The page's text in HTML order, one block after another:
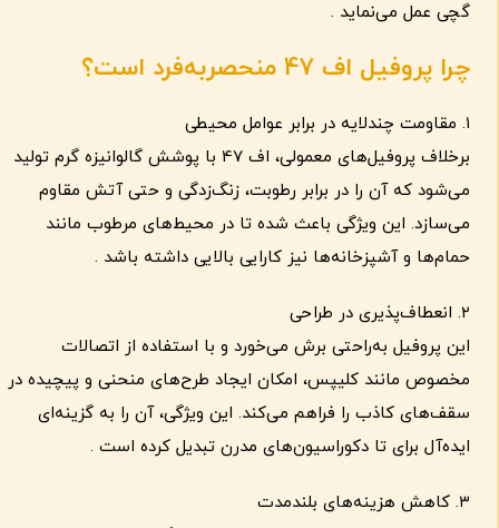
گچی عمل می‌نماید .
چرا پروفیل اف 47 منحصربه‌فرد است؟
۱. مقاومت چندلایه در برابر عوامل محیطی
برخلاف پروفیل‌های معمولی، اف 47 با پوشش گالوانیزه گرم تولید
می‌شود که آن را در برابر رطوبت، زنگ‌زدگی و حتی آتش مقاوم
می‌سازد. این ویژگی باعث شده تا در محیط‌های مرطوب مانند
حمام‌ها و آشپزخانه‌ها نیز کارایی بالایی داشته باشد .
۲. انعطاف‌پذیری در طراحی
این پروفیل به‌راحتی برش می‌خورد و با استفاده از اتصالات
مخصوص مانند کلیپس، امکان ایجاد طرح‌های منحنی و پیچیده در
سقف‌های کاذب را فراهم می‌کند. این ویژگی، آن را به گزینه‌ای
ایده‌آل برای تا دکوراسیون‌های مدرن تبدیل کرده است .
۳. کاهش هزینه‌های بلندمدت